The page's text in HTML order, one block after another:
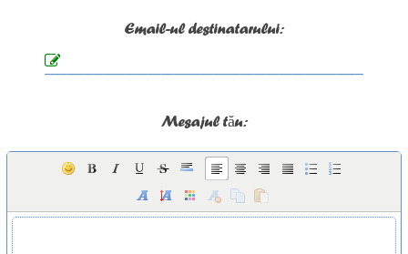
Email-ul destinatarului:
Mesajul tău: